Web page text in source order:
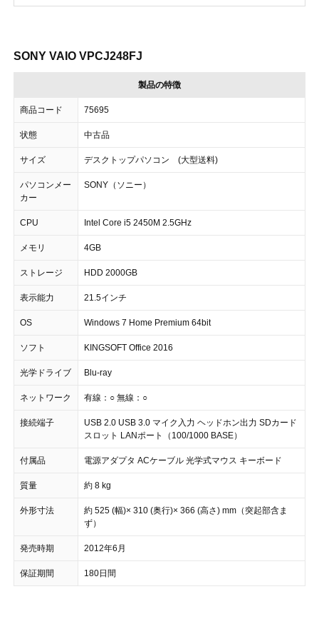
SONY VAIO VPCJ248FJ
製品の特徴
商品コード 75695
状態 中古品
サイズ デスクトップパソコン (大型送料)
パソコンメー
カー
SONY（ソニー）
CPU Intel Core i5 2450M 2.5GHz
メモリ 4GB
ストレージ HDD 2000GB
表示能力 21.5インチ
OS Windows 7 Home Premium 64bit
ソフト KINGSOFT Office 2016
光学ドライブ Blu-ray
ネットワーク 有線：○ 無線：○
接続端子
USB 2.0 USB 3.0 マイク入力 ヘッドホン出力 SDカード
スロット LANポート（100/1000 BASE）
付属品 電源アダプタ ACケーブル 光学式マウス キーボード
質量 約 8 kg
外形寸法
約 525 (幅)× 310 (奥行)× 366 (高さ) mm（突起部含ま
ず）
発売時期 2012年6月
保証期間 180日間